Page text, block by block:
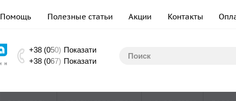
Помощь Полезные статьи Акции Контакты
+38 (050) Показати
+38 (067) Показати